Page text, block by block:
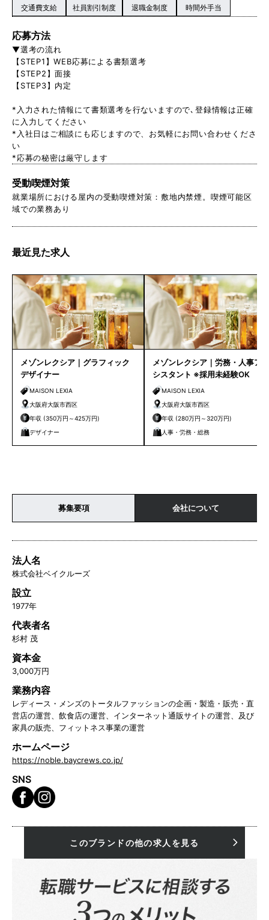
交通費支給 社員割引制度 退職金制度 時間外手当
応募方法
▼選考の流れ
【STEP1】WEB応募による書類選考
【STEP2】面接
【STEP3】内定
*入力された情報にて書類選考を行ないますので､登録情報は正確
に入力してください
*入社日はご相談にも応じますので、お気軽にお問い合わせくださ
い
*応募の秘密は厳守します
受動喫煙対策
就業場所における屋内の受動喫煙対策：敷地内禁煙。喫煙可能区
域での業務あり
最近見た求人
メゾンレクシア｜グラフィック
デザイナー
MAISON LEXIA
大阪府大阪市西区
年収 (350万円～425万円)
デザイナー
メゾンレクシア｜労務・人事ア
シスタント ※採用未経験OK
MAISON LEXIA
大阪府大阪市西区
年収 (280万円～320万円)
人事・労務・総務
募集要項 会社について
法人名
株式会社ベイクルーズ
設立
1977年
代表者名
杉村 茂
資本金
3,000万円
業務内容
レディース・メンズのトータルファッションの企画・製造・販売・直
営店の運営、飲食店の運営、インターネット通販サイトの運営、及び
家具の販売、フィットネス事業の運営
ホームページ
https://noble.baycrews.co.jp/
SNS
このブランドの他の求人を見る